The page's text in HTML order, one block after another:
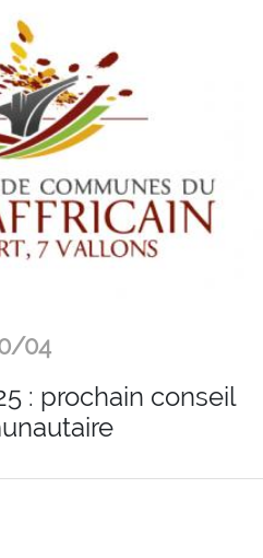
04
: prochain conseil